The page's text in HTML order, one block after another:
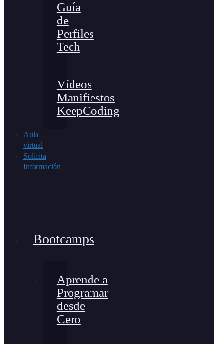
Guía
de
Perfiles
Tech
Vídeos
Manifiestos
KeepCoding
Aula
virtual
Solicita
Información
Bootcamps
Aprende a
Programar
desde
Cero